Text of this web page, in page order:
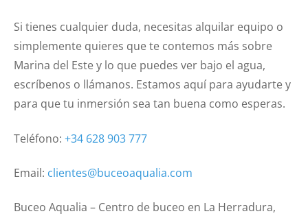
Si tienes cualquier duda, necesitas alquilar equipo o
simplemente quieres que te contemos más sobre
Marina del Este y lo que puedes ver bajo el agua,
escríbenos o llámanos. Estamos aquí para ayudarte y
para que tu inmersión sea tan buena como esperas.
Teléfono: +34 628 903 777
Email: clientes@buceoaqualia.com
Buceo Aqualia – Centro de buceo en La Herradura,